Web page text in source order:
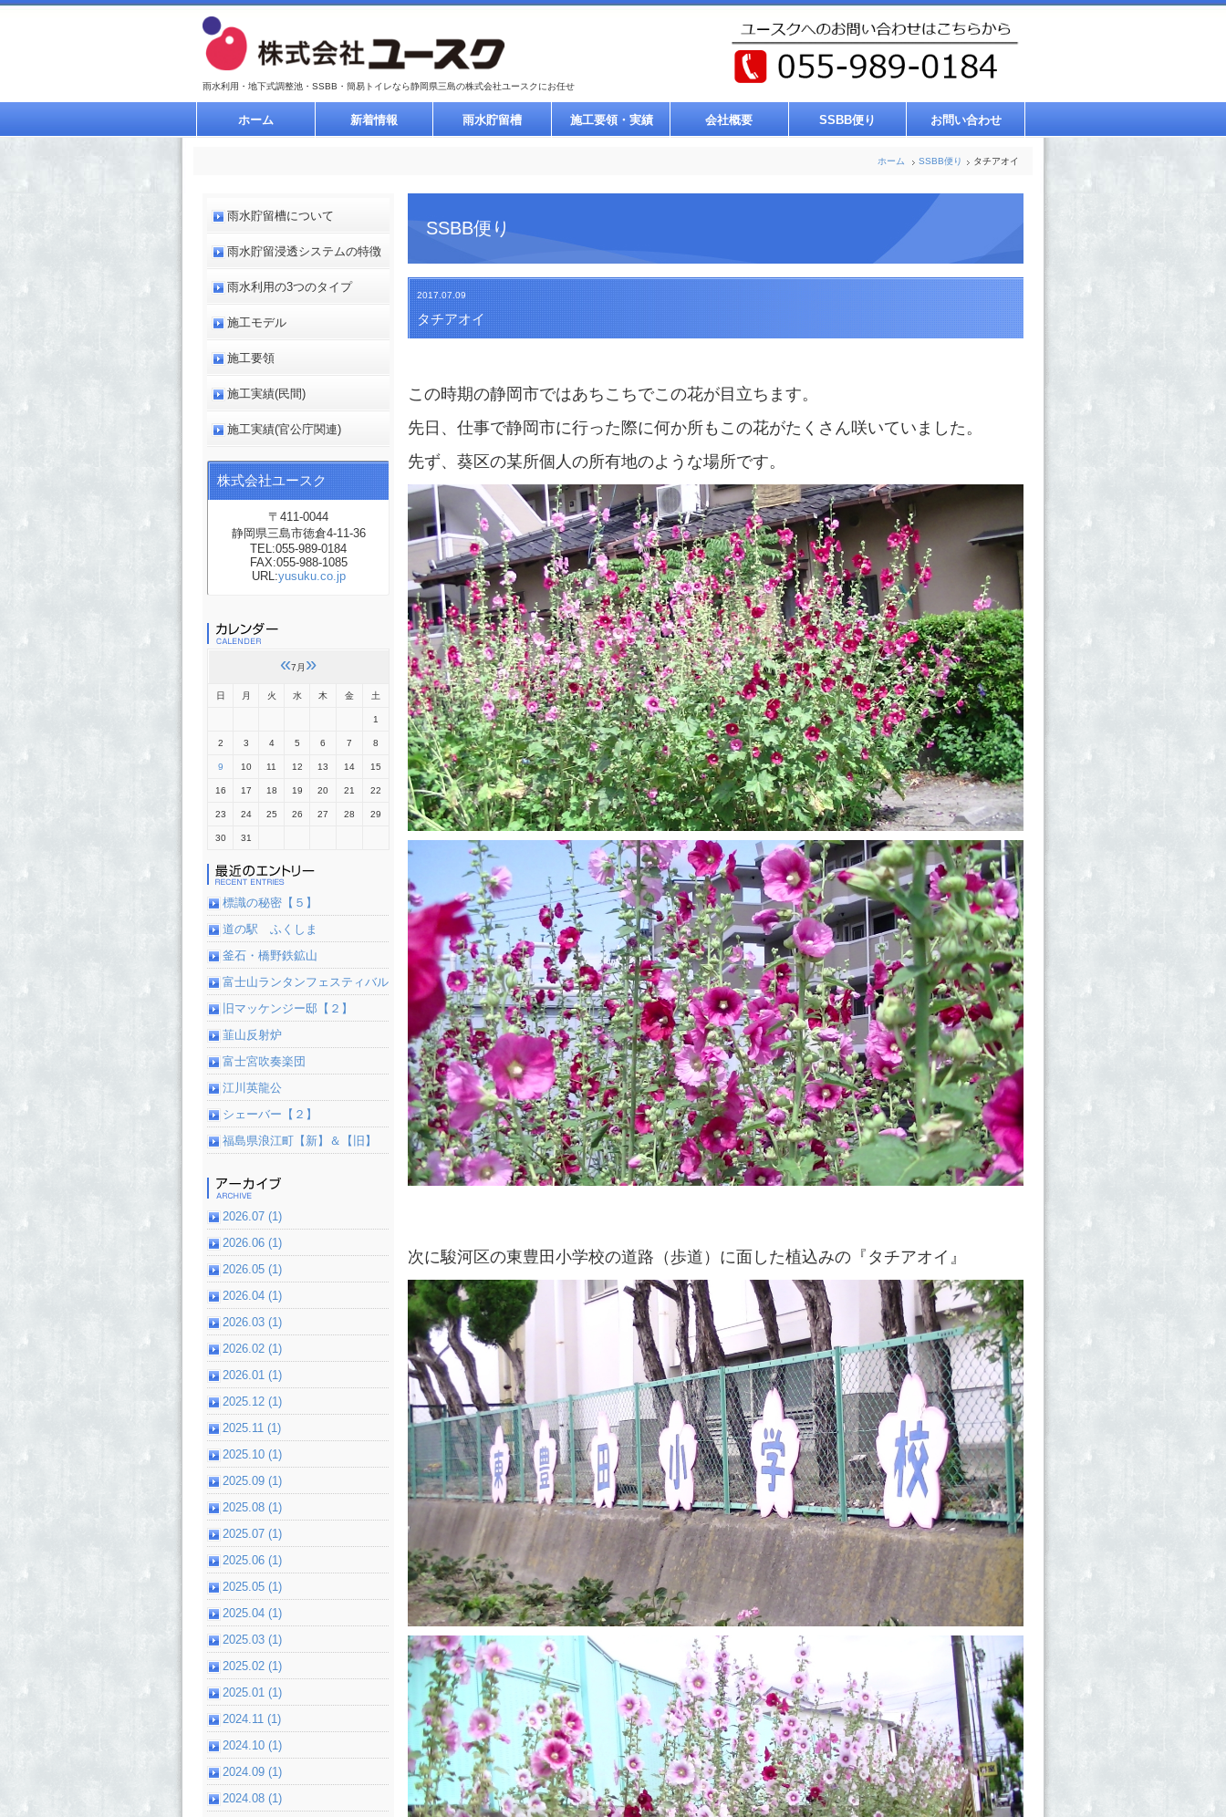
雨水利用・地下式調整池・SSBB・簡易トイレなら静岡県三島の株式会社ユースクにお任せ
ホーム 新着情報 雨水貯留槽 施工要領・実績 会社概要 SSBB便り お問い合わせ
ホーム SSBB便り タチアオイ
SSBB便り
2017.07.09
タチアオイ
この時期の静岡市ではあちこちでこの花が目立ちます。
先日、仕事で静岡市に行った際に何か所もこの花がたくさん咲いていました。
先ず、葵区の某所個人の所有地のような場所です。
次に駿河区の東豊田小学校の道路（歩道）に面した植込みの『タチアオイ』
雨水貯留槽について
雨水貯留浸透システムの特徴
雨水利用の3つのタイプ
施工モデル
施工要領
施工実績(民間)
施工実績(官公庁関連)
株式会社ユースク
〒411-0044
静岡県三島市徳倉4-11-36
TEL:055-989-0184
FAX:055-988-1085
URL:yusuku.co.jp
«7月 »
日 月 火 水 木 金 土
1
2 3 4 5 6 7 8
9 10 11 12 13 14 15
16 17 18 19 20 21 22
23 24 25 26 27 28 29
30 31
標識の秘密【５】
道の駅 ふくしま
釜石・橋野鉄鉱山
富士山ランタンフェスティバル
旧マッケンジー邸【２】
韮山反射炉
富士宮吹奏楽団
江川英龍公
シェーバー【２】
福島県浪江町【新】＆【旧】
2026.07 (1)
2026.06 (1)
2026.05 (1)
2026.04 (1)
2026.03 (1)
2026.02 (1)
2026.01 (1)
2025.12 (1)
2025.11 (1)
2025.10 (1)
2025.09 (1)
2025.08 (1)
2025.07 (1)
2025.06 (1)
2025.05 (1)
2025.04 (1)
2025.03 (1)
2025.02 (1)
2025.01 (1)
2024.11 (1)
2024.10 (1)
2024.09 (1)
2024.08 (1)